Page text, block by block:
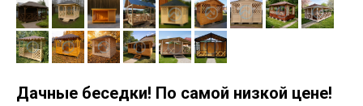
Дачные беседки! По самой низкой цене!